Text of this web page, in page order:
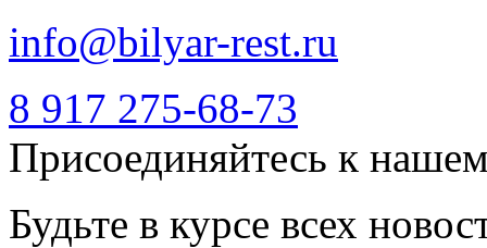
info@bilyar-rest.ru
8 917 275-68-73
Присоединяйтесь к
Будьте в курсе всех